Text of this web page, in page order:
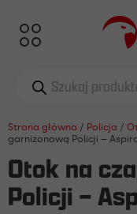
produktów
Strona główna / Policja /
garnizonową Policji –
Otok na
Policji –